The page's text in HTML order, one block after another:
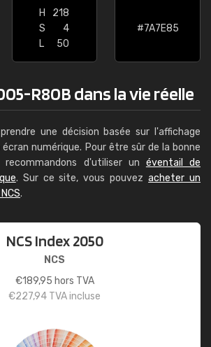
H
218
S
4
L
50
#7A7E85
R80B dans la vie réelle
une décision basée sur l'affichage
numérique. Pour être sûr de la bonne
recommandons d'utiliser un éventail de
. Sur ce site, vous pouvezacheter un
.
NCS Index 2050
NCS
€189,95 hors TVA
€227,94 TVA incluse